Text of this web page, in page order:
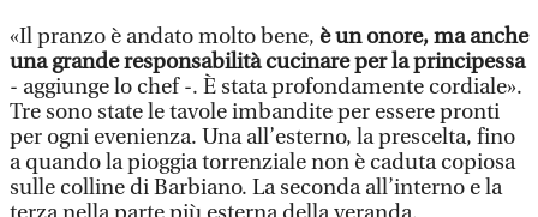
«Il pranzo è andato molto bene, è un onore, ma anche
una grande responsabilità cucinare per la principessa
- aggiunge lo chef -. È stata profondamente cordiale».
Tre sono state le tavole imbandite per essere pronti
per ogni evenienza. Una all’esterno, la prescelta, fino
a quando la pioggia torrenziale non è caduta copiosa
sulle colline di Barbiano. La seconda all’interno e la